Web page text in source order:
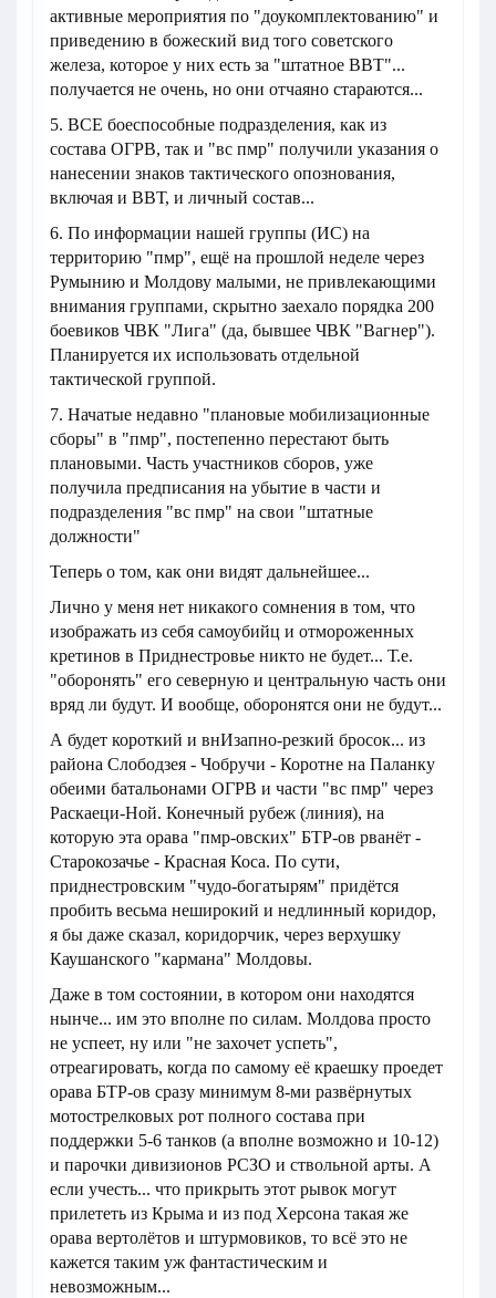
активные мероприятия по "доукомплектованию" и
приведению в божеский вид того советского
железа, которое у них есть за "штатное ВВТ"...
получается не очень, но они отчаяно стараются...
5. ВСЕ боеспособные подразделения, как из
состава ОГРВ, так и "вс пмр" получили указания о
нанесении знаков тактического опознования,
включая и ВВТ, и личный состав...
6. По информации нашей группы (ИС) на
территорию "пмр", ещё на прошлой неделе через
Румынию и Молдову малыми, не привлекающими
внимания группами, скрытно заехало порядка 200
боевиков ЧВК "Лига" (да, бывшее ЧВК "Вагнер").
Планируется их использовать отдельной
тактической группой.
7. Начатые недавно "плановые мобилизационные
сборы" в "пмр", постепенно перестают быть
плановыми. Часть участников сборов, уже
получила предписания на убытие в части и
подразделения "вс пмр" на свои "штатные
должности"
Теперь о том, как они видят дальнейшее...
Лично у меня нет никакого сомнения в том, что
изображать из себя самоубийц и отмороженных
кретинов в Приднестровье никто не будет... Т.е.
"оборонять" его северную и центральную часть они
вряд ли будут. И вообще, оборонятся они не будут...
А будет короткий и внИзапно-резкий бросок... из
района Слободзея - Чобручи - Коротне на Паланку
обеими батальонами ОГРВ и части "вс пмр" через
Раскаеци-Ной. Конечный рубеж (линия), на
которую эта орава "пмр-овских" БТР-ов рванёт -
Старокозачье - Красная Коса. По сути,
приднестровским "чудо-богатырям" придётся
пробить весьма неширокий и недлинный коридор,
я бы даже сказал, коридорчик, через верхушку
Каушанского "кармана" Молдовы.
Даже в том состоянии, в котором они находятся
нынче... им это вполне по силам. Молдова просто
не успеет, ну или "не захочет успеть",
отреагировать, когда по самому её краешку проедет
орава БТР-ов сразу минимум 8-ми развёрнутых
мотострелковых рот полного состава при
поддержки 5-6 танков (а вполне возможно и 10-12)
и парочки дивизионов РСЗО и ствольной арты. А
если учесть... что прикрыть этот рывок могут
прилететь из Крыма и из под Херсона такая же
орава вертолётов и штурмовиков, то всё это не
кажется таким уж фантастическим и
невозможным...